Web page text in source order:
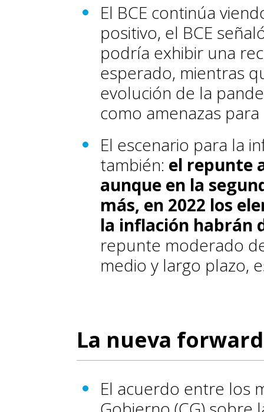
El BCE continúa
positivo, el BCE
podría exhibir una
esperado, mientras
evolución de la
como amenazas
El escenario para la
también: el repunte
aunque en la
más, en 2022 los
la inflación habrán
repunte moderado
medio y largo plazo,
La nueva
El acuerdo entre los